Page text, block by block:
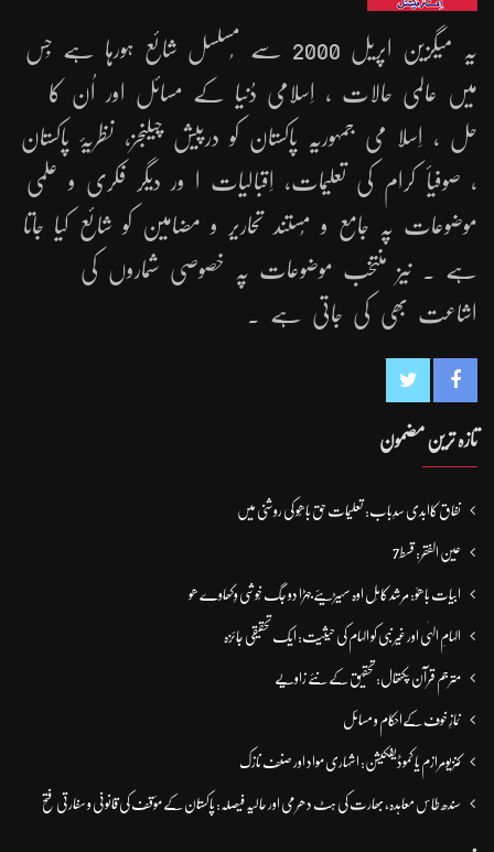
یہ میگزین اپریل 2000 سے مُسلسل شائع ہورہا ہے جِس
میں عالمی حالات ، اِسلامی دُنیا کے مسائل اور اُن کا
حل ، اِسلا می جمہوریّہ پاکستان کو درپیش چیلنجز، نظریۂ پاکستان
، صوفیأ کرام کی تعلیمات، اِقبالیات ا ور دیگر فکری و علمی
موضوعات پہ جامع و مُستند تحاریر و مضامین کو شائع کیا جاتا
ہے ۔ نیز منتخب موضوعات پہ خصوصی شماروں کی
اشاعت بھی کی جاتی ہے ۔
تازہ ترین مضمون
نفاق کاابدی سدِباب: تعلیمات حق باھُو کی روشنی میں
عین الفقر: قسط7
ابیات باھوؒ: مُرشد کامِل اوہ سہیڑیئے جہڑا دو جگ خُوشی وِکھاوے ھو
الہامِ الہٰی اور غیر نبی کو الہام کی حیثیت: ایک تحقیقی جائزہ
مترجم قرآن پکتھال: تحقیق کے نئے زاویے
نمازِ خوف کےاحکام و مسائل
کنزیومرازم یا کموڈیفکیشن: اشہاری مواد اور صنف نازک
سندھ طاس معاہدہ، بھارت کی ہٹ دھرمی اور حالیہ فیصلہ: پاکستان کے مؤقف کی قانونی و سفارتی فتح